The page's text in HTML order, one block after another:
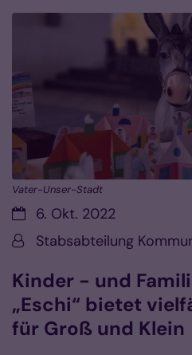
Vater-Unser-Stadt
Datum:6. Okt. 2022
Von:Stabsabteilung
Kinder - und
„Eschi“ bietet
für Groß und Klein